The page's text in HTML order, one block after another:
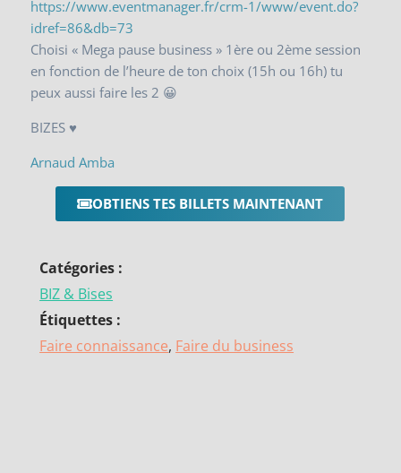
https://www.eventmanager.fr/crm-1/www/event.do?
idref=86&db=73
Choisi « Mega pause business » 1ère ou 2ème session
en fonction de l’heure de ton choix (15h ou 16h) tu
peux aussi faire les 2 😀
BIZES ♥
Arnaud Amba
OBTIENS TES BILLETS MAINTENANT
Catégories :
BIZ & Bises
Étiquettes :
Faire connaissance, Faire du business